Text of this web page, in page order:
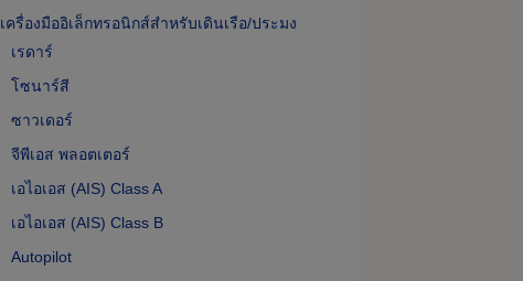
เครื่องมืออิเล็กทรอนิกส์สำหรับเดินเรือ/ประมง
เรดาร์
โซนาร์สี
ซาวเดอร์
จีพีเอส พลอตเตอร์
เอไอเอส (AIS) Class A
เอไอเอส (AIS) Class B
Autopilot